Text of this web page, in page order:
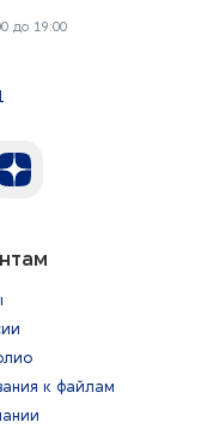
до 19:00
к файлам